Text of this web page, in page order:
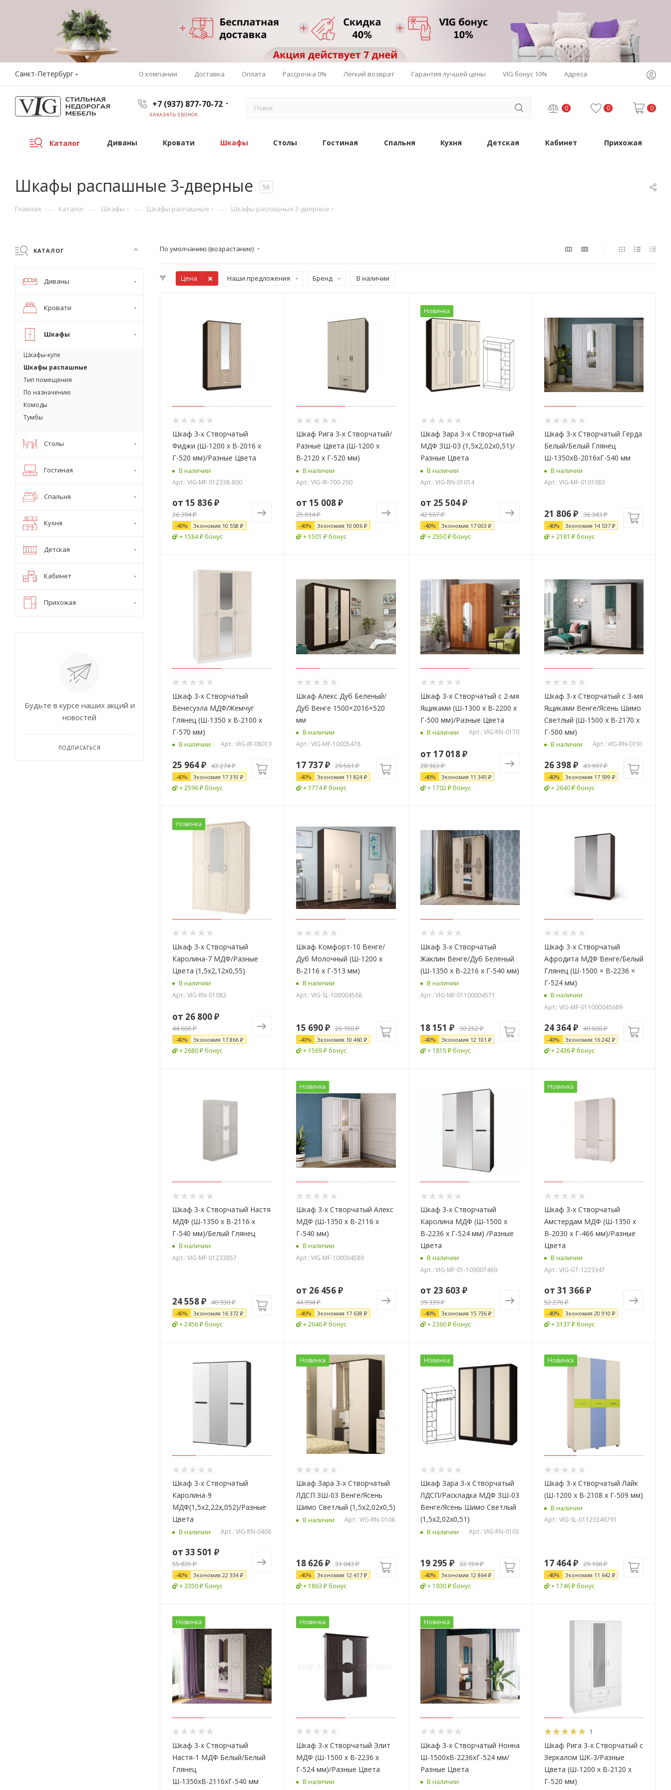
Санкт-Петербург О компании Доставка Оплата Рассрочка 0% Легкий возврат Гарантия лучшей цены VIG бонус 10% Адреса
+7 (937) 877-70-72
ЗАКАЗАТЬ ЗВОНОК
0 0 0
Каталог Диваны Кровати Шкафы Столы Гостиная Спальня Кухня Детская Кабинет Прихожая
Шкафы распашные 3-дверные 56
Главная — Каталог — Шкафы — Шкафы распашные — Шкафы распашные 3-дверные
По умолчанию (возрастание)
Цена Наши предложения Бренд В наличии
Шкаф 3-х Створчатый
Фиджи (Ш-1200 х В-2016 х
Г-520 мм)/Разные Цвета
В наличии
Арт.: VIG-MF-012338-800
от 15 836 ₽
26 394 ₽
-40% Экономия 10 558 ₽
+ 1584 ₽ бонус
Шкаф Рига 3-х Створчатый/
Разные Цвета (Ш-1200 х
В-2120 х Г-520 мм)
В наличии
Арт.: VIG-IR-700-200
от15 008 ₽
25 014 ₽
-40% Экономия 10 006 ₽
+ 1501 ₽ бонус
Новинка
Шкаф Зара 3-х Створчатый
МДФ ЗШ-03 (1,5х2,02х0,51)/
Разные Цвета
В наличии
Арт.: VIG-RN-01014
от 25 504 ₽
42 507 ₽
-40% Экономия 17 003 ₽
+ 2550 ₽ бонус
Шкаф 3-х Створчатый Герда
Белый/Белый Глянец
Ш-1350хВ-2016хГ-540 мм
В наличии
Арт.: VIG-MF-0101083
21 806₽ 36 343₽
-40% Экономия 14 537₽
+ 2181 ₽ бонус
Шкаф 3-х Створчатый
Венесуэла МДФ/Жемчуг
Глянец (Ш-1350 х В-2100 х
Г-570 мм)
В наличии Арт.: VIG-IR-08013
25 964₽ 43 274₽
-40% Экономия 17 310 ₽
+ 2596 ₽ бонус
Шкаф Алекс Дуб Беленый/
Дуб Венге 1500×2016×520
мм
В наличии
Арт.: VIG-MF-10005478
17 737₽ 29 561₽
-40% Экономия 11 824₽
+ 1774 ₽ бонус
Шкаф 3-х Створчатый с 2-мя
Ящиками (Ш-1300 х В-2200 х
Г-500 мм)/Разные Цвета
В наличии Арт.: VIG-RN-0170
от 17 018 ₽
28 363 ₽
-40% Экономия 11 345 ₽
+ 1702 ₽ бонус
Шкаф 3-х Створчатый с 3-мя
Ящиками Венге/Ясень Шимо
Светлый (Ш-1500 х В-2170 х
Г-500 мм)
В наличии Арт.: VIG-RN-0191
26 398₽ 43 997₽
-40% Экономия 17 599 ₽
+ 2640 ₽ бонус
Новинка
Шкаф 3-х Створчатый
Каролина-7 МДФ/Разные
Цвета (1,5х2,12х0,55)
В наличии
Арт.: VIG-RN-01083
от 26 800 ₽
44 666 ₽
-40% Экономия 17 866 ₽
+ 2680 ₽ бонус
Шкаф Комфорт-10 Венге/
Дуб Молочный (Ш-1200 х
В-2116 х Г-513 мм)
В наличии
Арт.: VIG-SL-100004568
15 690₽ 26 150₽
-40% Экономия 10 460 ₽
+ 1569 ₽ бонус
Шкаф 3-х Створчатый
Жаклин Венге/Дуб Беленый
(Ш-1350 х В-2216 х Г-540 мм)
В наличии
Арт.: VIG-MF-01100004571
18 151 ₽ 30 252₽
-40% Экономия 12 101 ₽
+ 1815 ₽ бонус
Шкаф 3-х Створчатый
Афродита МДФ Венге/Белый
Глянец (Ш-1500 × В-2236 ×
Г-524 мм)
В наличии
Арт.: VIG-MF-011000045689
24 364₽ 40 606₽
-40% Экономия 16 242 ₽
+ 2436 ₽ бонус
Шкаф 3-х Створчатый Настя
МДФ (Ш-1350 x В-2116 x
Г-540 мм)/Белый Глянец
В наличии
Арт.: VIG-MF-01233857
24 558₽ 40 930₽
-40% Экономия 16 372 ₽
+ 2456 ₽ бонус
Новинка
Шкаф 3-х Створчатый Алекс
МДФ (Ш-1350 х В-2116 х
Г-540 мм)
В наличии
Арт.: VIG-MF-100004589
от 26 456 ₽
44 094 ₽
-40% Экономия 17 638 ₽
+ 2646 ₽ бонус
Шкаф 3-х Створчатый
Каролина МДФ (Ш-1500 х
В-2236 х Г-524 мм) /Разные
Цвета
В наличии
Арт.: VIG-MF-01-100007469
от 23 603 ₽
39 339 ₽
-40% Экономия 15 736 ₽
+ 2360 ₽ бонус
Новинка
Шкаф 3-х Створчатый
Амстердам МДФ (Ш-1350 х
В-2030 х Г-466 мм)/Разные
Цвета
В наличии
Арт.: VIG-GT-1223347
от 31 366 ₽
52 276 ₽
-40% Экономия 20 910 ₽
+ 3137 ₽ бонус
Шкаф 3-х Створчатый
Каролина-9
МДФ(1,5х2,22х,052)/Разные
Цвета
В наличии Арт.: VIG-RN-0406
от 33 501 ₽
55 835 ₽
-40% Экономия 22 334 ₽
+ 3350 ₽ бонус
Новинка
Шкаф Зара 3-х Створчатый
ЛДСП ЗШ-03 Венге/Ясень
Шимо Светлый (1,5х2,02х0,5)
В наличии Арт.: VIG-RN-0108
18 626₽ 31 043₽
-40% Экономия 12 417 ₽
+ 1863 ₽ бонус
Новинка
Шкаф Зара 3-х Створчатый
ЛДСП/Раскладка МДФ ЗШ-03
Венге/Ясень Шимо Светлый
(1,5х2,02х0,51)
В наличии Арт.: VIG-RN-0103
19 295 ₽ 32 159₽
-40% Экономия 12 864₽
+ 1930 ₽ бонус
Новинка
Шкаф 3-х Створчатый Лайк
(Ш-1200 х В-2108 х Г-509 мм)
В наличии
Арт.: VIG-SL-01123346791
17 464₽ 29 106₽
-40% Экономия 11 642₽
+ 1746 ₽ бонус
Новинка
Шкаф 3-х Створчатый
Настя-1 МДФ Белый/Белый
Глянец
Ш-1350хВ-2116хГ-540 мм
Новинка
Шкаф 3-х Створчатый Элит
МДФ (Ш-1500 х В-2236 х
Г-524 мм)/Разные Цвета
В наличии
Новинка
Шкаф 3-х Створчатый Нонна
Ш-1500хВ-2236хГ-524 мм/
Разные Цвета
В наличии
1
Шкаф Рига 3-х Створчатый с
Зеркалом ШК-3/Разные
Цвета (Ш-1200 х В-2120 х
Г-520 мм)
КАТАЛОГ
Диваны
Кровати
Шкафы
Шкафы-купе
Шкафы распашные
Тип помещения
По назначению
Комоды
Тумбы
Столы
Гостиная
Спальня
Кухня
Детская
Кабинет
Прихожая
Будьте в курсе наших акций и
новостей
ПОДПИСАТЬСЯ